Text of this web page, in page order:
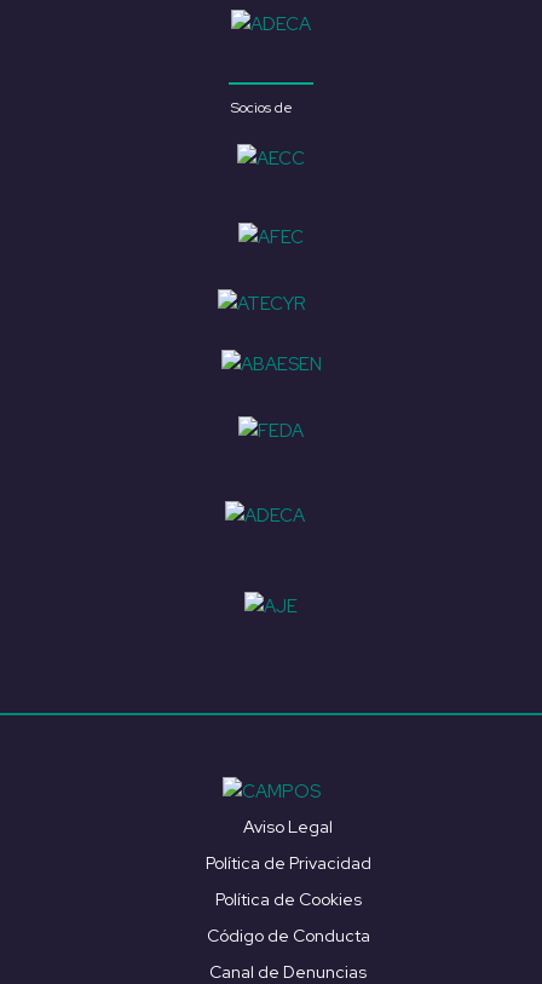
Socios de
Aviso Legal
Política de Privacidad
Política de Cookies
Código de Conducta
Canal de Denuncias